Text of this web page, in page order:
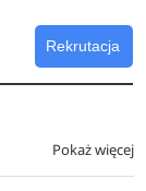
i
i
Rekrutacja
Pokaż więcej